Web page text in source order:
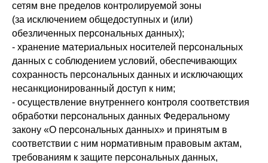
сетям вне пределов контролируемой зоны
(за исключением общедоступных и (или)
обезличенных персональных данных);
- хранение материальных носителей персональных
данных с соблюдением условий, обеспечивающих
сохранность персональных данных и исключающих
несанкционированный доступ к ним;
- осуществление внутреннего контроля соответствия
обработки персональных данных Федеральному
закону «О персональных данных» и принятым в
соответствии с ним нормативным правовым актам,
требованиям к защите персональных данных,